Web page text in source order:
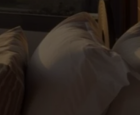
Estrangeiro
Atlântico tem a preocupação de
si, para maior comodidade e total
suas viagens, tem ainda ao seu
funcionar todos os dias úteis das
10:00 às 14:00.